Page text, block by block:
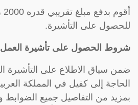
للحصول على التأشيرة.
شروط الحصول على تأشيرة
ضمن سياق الاطلاع على التأشيرة
الحاجة إلى كفيل في المملكة
بمزيد من التفاصيل جميع الضوابط